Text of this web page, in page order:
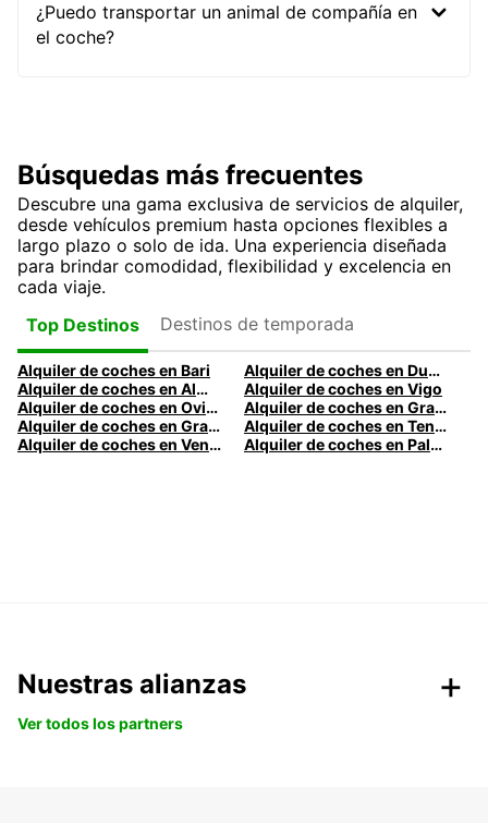
¿Puedo transportar un animal de compañía en
el coche?
Búsquedas más frecuentes
Descubre una gama exclusiva de servicios de alquiler,
desde vehículos premium hasta opciones flexibles a
largo plazo o solo de ida. Una experiencia diseñada
para brindar comodidad, flexibilidad y excelencia en
cada viaje.
Top Destinos
Destinos de temporada
Alquiler de coches en Bari
Alquiler de coches en Dublín
Alquiler de coches en Almería
Alquiler de coches en Vigo
Alquiler de coches en Oviedo
Alquiler de coches en Granada
Alquiler de coches en Gran Canaria
Alquiler de coches en Tenerife
Alquiler de coches en Venecia
Alquiler de coches en Palermo
Nuestras alianzas
Ver todos los partners